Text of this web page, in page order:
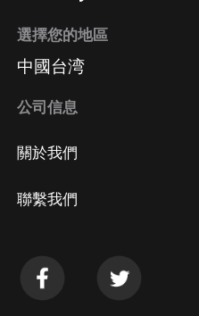
選擇您的地區
中國台湾
公司信息
關於我們
聯繫我們